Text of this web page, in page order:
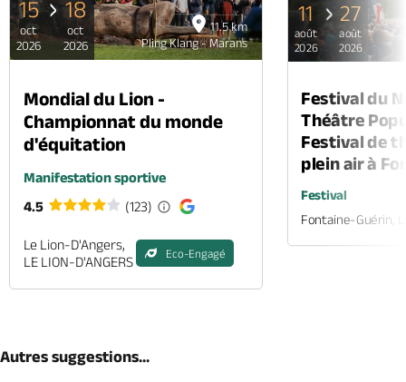
11.5 km
Pling Klang - Marans
15
oct
2026
18
oct
2026
Mondial du Lion -
Championnat du monde
d'équitation
Manifestation sportive
4.5
(123)
Le Lion-D'Angers,
LE LION-D'ANGERS
Eco-Engagé
11
août
2026
27
août
2026
Festival du
Théâtre
Festival de
plein air à
Festival
Fontaine-Guérin,
Autres suggestions...